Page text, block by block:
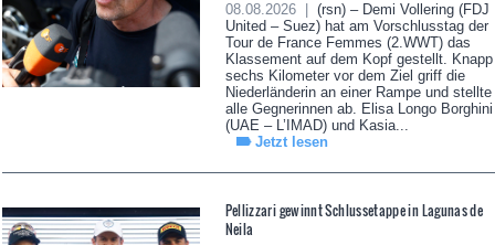
08.08.2026 |
(rsn) – Demi Vollering (FDJ
United – Suez) hat am Vorschlusstag der
Tour de France Femmes (2.WWT) das
Klassement auf dem Kopf gestellt. Knapp
sechs Kilometer vor dem Ziel griff die
Niederländerin an einer Rampe und stellte
alle Gegnerinnen ab. Elisa Longo Borghini
(UAE – L’IMAD) und Kasia...
Jetzt lesen
Pellizzari gewinnt Schlussetappe in Lagunas de
Neila